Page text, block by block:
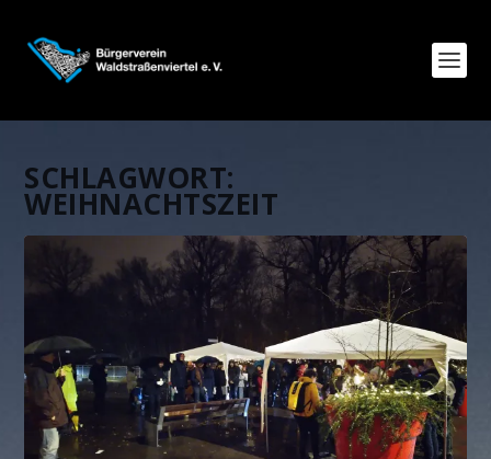
SCHLAGWORT:
WEIHNACHTSZEIT